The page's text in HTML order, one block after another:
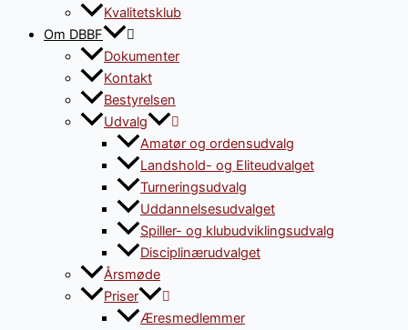
Kvalitetsklub
Om DBBF
Dokumenter
Kontakt
Bestyrelsen
Udvalg
Amatør og ordensudvalg
Landshold- og Eliteudvalget
Turneringsudvalg
Uddannelsesudvalget
Spiller- og klubudviklingsudvalg
Disciplinærudvalget
Årsmøde
Priser
Æresmedlemmer